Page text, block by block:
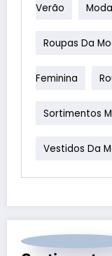
Verão
Roupas Da
Feminina
Sortimentos
Vestidos Da